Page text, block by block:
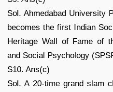
Sol. Ahmedabad University
becomes the first Indian
Heritage Wall of Fame of
and Social Psychology
S10. Ans(c)
Sol. A 20-time grand slam